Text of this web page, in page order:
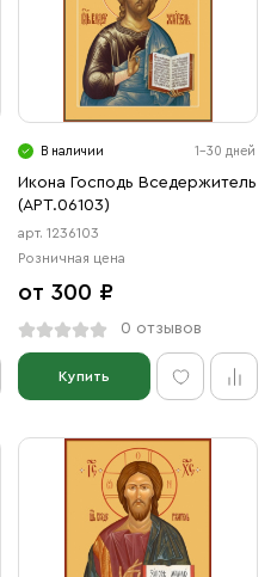
В наличии 1-30 дней
Икона Господь Вседержитель
(АРТ.06103)
арт. 1236103
Розничная цена
от 300 ₽
0 отзывов
Купить